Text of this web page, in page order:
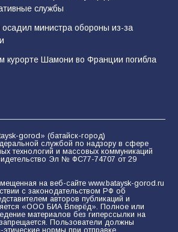
службы
министра обороны из-за
курорте Шамони во Франции погибла
gorod» (батайск-город)
службой по надзору в сфере
технологий и массовых коммуникаций
Эл № ФС77-74707 от 29
на веб-сайте www.bataysk-gorod.ru
с законодательством РФ об
авторов публикаций и
«ООО БИА Вперёд». Полное или
материалов без гиперссылки на
Пользователи должны
нормы при отправке